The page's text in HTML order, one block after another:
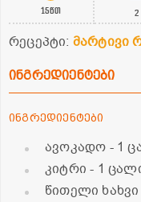
15წთ 2
რეცეპტი: მარტივი
ინგრედიენტები
ინგრედიენტები
ავოკადო - 1
კიტრი- 1
წითელი ხახვი